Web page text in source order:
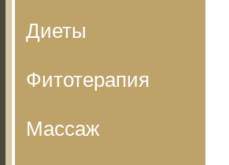
Диеты
Фитотерапия
Массаж